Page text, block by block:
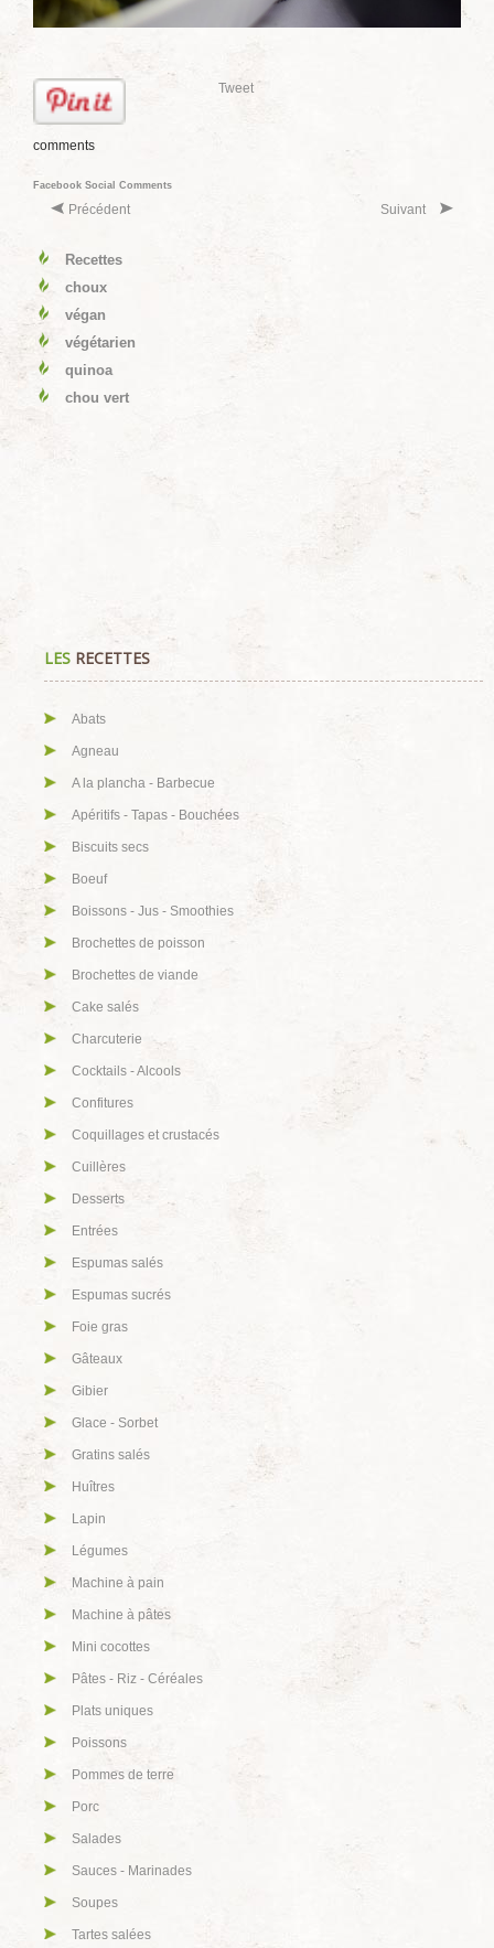
Tweet
comments
Facebook Social Comments
Précédent Suivant
Recettes
choux
végan
végétarien
quinoa
chou vert
LES RECETTES
Abats
Agneau
A la plancha - Barbecue
Apéritifs - Tapas - Bouchées
Biscuits secs
Boeuf
Boissons - Jus - Smoothies
Brochettes de poisson
Brochettes de viande
Cake salés
Charcuterie
Cocktails - Alcools
Confitures
Coquillages et crustacés
Cuillères
Desserts
Entrées
Espumas salés
Espumas sucrés
Foie gras
Gâteaux
Gibier
Glace - Sorbet
Gratins salés
Huîtres
Lapin
Légumes
Machine à pain
Machine à pâtes
Mini cocottes
Pâtes - Riz - Céréales
Plats uniques
Poissons
Pommes de terre
Porc
Salades
Sauces - Marinades
Soupes
Tartes salées